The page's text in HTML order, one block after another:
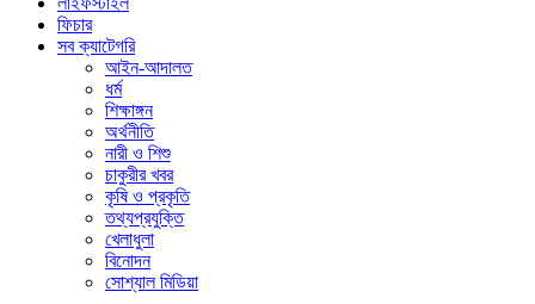
ফিচার
সব ক্যাটেগরি
আইন-আদালত
ধর্ম
শিক্ষাঙ্গন
অর্থনীতি
নারী ও শিশু
চাকুরীর খবর
কৃষি ও প্রকৃতি
তথ্যপ্রযুক্তি
খেলাধুলা
বিনোদন
সোশ্যাল মিডিয়া